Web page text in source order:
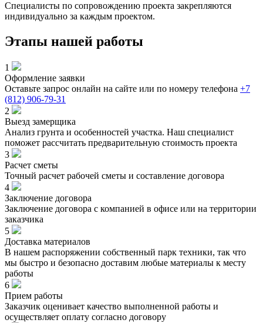
Специалисты по сопровождению проекта закрепляются
индивидуально за каждым проектом.
Этапы нашей работы
1
Оформление заявки
Оставьте запрос онлайн на сайте или по номеру телефона +7
(812) 906-79-31
2
Выезд замерщика
Анализ грунта и особенностей участка. Наш специалист
поможет рассчитать предварительную стоимость проекта
3
Расчет сметы
Точный расчет рабочей сметы и составление договора
4
Заключение договора
Заключение договора с компанией в офисе или на территории
заказчика
5
Доставка материалов
В нашем распоряжении собственный парк техники, так что
мы быстро и безопасно доставим любые материалы к месту
работы
6
Прием работы
Заказчик оценивает качество выполненной работы и
осуществляет оплату согласно договору